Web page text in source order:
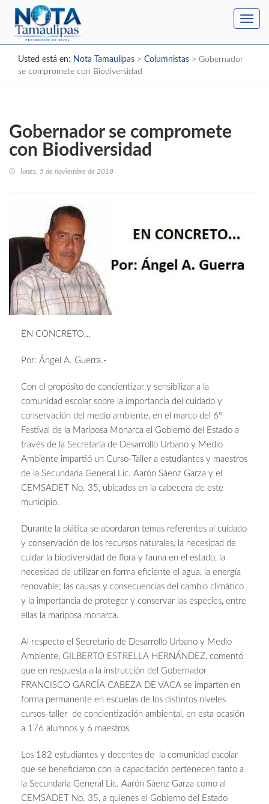
Usted está en: Nota Tamaulipas > Columnistas > Gobernador
se compromete con Biodiversidad
Gobernador se compromete
con Biodiversidad
lunes, 5 de noviembre de 2018
EN CONCRETO…
Por: Ángel A. Guerra.-
Con el propósito de concientizar y sensibilizar a la
comunidad escolar sobre la importancia del cuidado y
conservación del medio ambiente, en el marco del 6º
Festival de la Mariposa Monarca el Gobierno del Estado a
través de la Secretaría de Desarrollo Urbano y Medio
Ambiente impartió un Curso-Taller a estudiantes y maestros
de la Secundaria General Lic. Aarón Sáenz Garza y el
CEMSADET No. 35, ubicados en la cabecera de este
municipio.
Durante la plática se abordaron temas referentes al cuidado
y conservación de los recursos naturales, la necesidad de
cuidar la biodiversidad de flora y fauna en el estado, la
necesidad de utilizar en forma eficiente el agua, la energía
renovable; las causas y consecuencias del cambio climático
y la importancia de proteger y conservar las especies, entre
ellas la mariposa monarca.
Al respecto el Secretario de Desarrollo Urbano y Medio
Ambiente, GILBERTO ESTRELLA HERNÁNDEZ, comentó
que en respuesta a la instrucción del Gobernador
FRANCISCO GARCÍA CABEZA DE VACA se imparten en
forma permanente en escuelas de los distintos niveles
cursos-taller de concientización ambiental, en esta ocasión
a 176 alumnos y 6 maestros.
Los 182 estudiantes y docentes de la comunidad escolar
que se beneficiaron con la capacitación pertenecen tanto a
la Secundaria General Lic. Aarón Sáenz Garza como al
CEMSADET No. 35, a quienes el Gobierno del Estado